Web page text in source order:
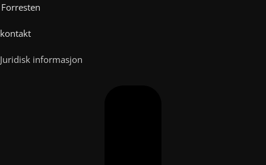
Forresten
kontakt
Juridisk informasjon